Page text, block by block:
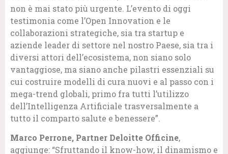
non è mai stato più urgente. L’evento di oggi
testimonia come l’Open Innovation e le
collaborazioni strategiche, sia tra startup e
aziende leader di settore nel nostro Paese, sia tra i
diversi attori dell’ecosistema, non siano solo
vantaggiose, ma siano anche pilastri essenziali su
cui costruire modelli di cura nuovi e al passo con i
mega-trend globali, primo fra tutti l’utilizzo
dell’Intelligenza Artificiale trasversalmente a
tutto il comparto salute e benessere”.
Marco Perrone, Partner Deloitte Officine,
aggiunge: “Sfruttando il know-how, il dinamismo e